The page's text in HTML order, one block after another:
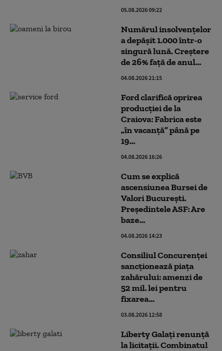
05.08.2026 09:22
Numărul insolvențelor
a depășit 1.000 într-o
singură lună. Creștere
de 26% față de anul...
04.08.2026 21:15
Ford clarifică oprirea
producției de la
Craiova: Fabrica este
„în vacanță” până pe
19...
04.08.2026 16:26
Cum se explică
ascensiunea Bursei de
Valori Bucureşti.
Președintele ASF: Are
baze...
04.08.2026 14:23
Consiliul Concurenței
sancționează piața
zahărului: amenzi de
52 mil. lei pentru
fixarea...
03.08.2026 12:58
Liberty Galați renunță
la licitații. Combinatul